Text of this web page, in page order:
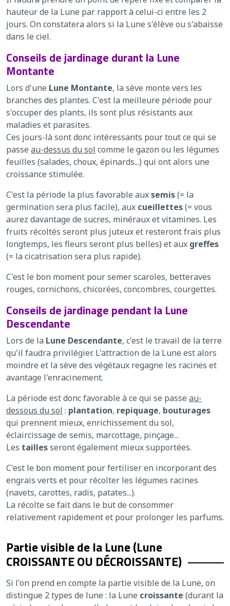
hauteur de la Lune par rapport à celui-ci entre les 2
jours. On constatera alors si la Lune s'élève ou s'abaisse
dans le ciel.
Conseils de jardinage durant la Lune
Montante
Lors d'une Lune Montante, la sève monte vers les
branches des plantes. C'est la meilleure période pour
s'occuper des plants, ils sont plus résistants aux
maladies et parasites.
Ces jours-là sont donc intéressants pour tout ce qui se
passe au-dessus du sol comme le gazon ou les légumes
feuilles (salades, choux, épinards...) qui ont alors une
croissance stimulée.
C'est la période la plus favorable auxsemis(= la
germination sera plus facile), aux cueillettes(= vous
aurez davantage de sucres, minéraux et vitamines. Les
fruits récoltés seront plus juteux et resteront frais plus
longtemps, les fleurs seront plus belles) et aux greffes
(= la cicatrisation sera plus rapide).
C'est le bon moment pour semer scaroles, betteraves
rouges, cornichons, chicorées, concombres, courgettes.
Conseils de jardinage pendant la Lune
Descendante
Lors de la Lune Descendante, c'est le travail de la terre
qu'il faudra privilégier. L'attraction de la Lune est alors
moindre et la sève des végétaux regagne les racines et
avantage l'enracinement.
La période est donc favorable à ce qui se passe au-
dessous du sol : plantation, repiquage, bouturages
qui prennent mieux, enrichissement du sol,
éclaircissage de semis, marcottage, pinçage...
Les taillesseront également mieux supportées.
C'est le bon moment pour fertiliser en incorporant des
engrais verts et pour récolter les légumes racines
(navets, carottes, radis, patates...).
La récolte se fait dans le but de consommer
relativement rapidement et pour prolonger les parfums.
Partie visible de la Lune (Lune
CROISSANTE OU DÉCROISSANTE)
Si l'on prend en compte la partie visible de la Lune, on
distingue 2 types de lune : la Lune croissante (durant la